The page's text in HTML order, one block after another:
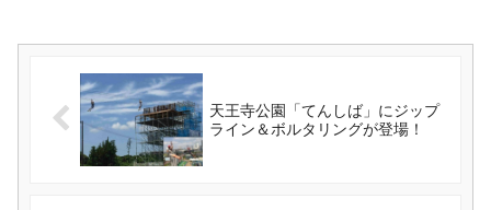
天王寺公園「てんしば」にジップ
ライン＆ボルタリングが登場！